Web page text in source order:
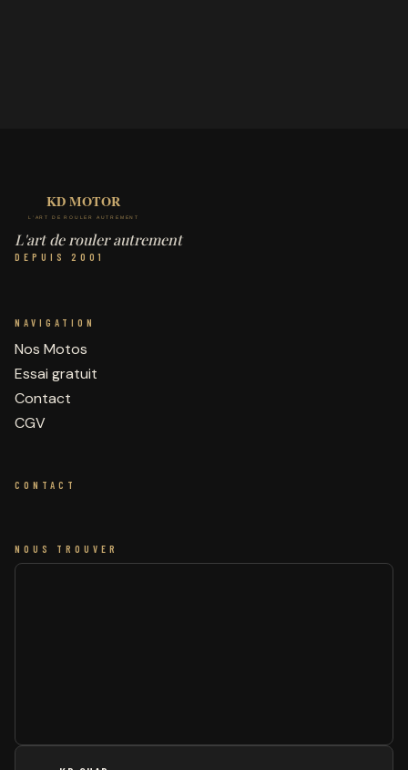
L'art de rouler autrement
DEPUIS 2001
NAVIGATION
Nos Motos
Essai gratuit
Contact
CGV
CONTACT
NOUS TROUVER